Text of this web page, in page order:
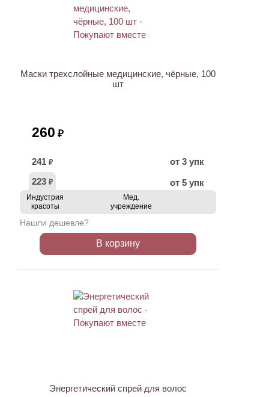
Маски трехслойные медицинские, чёрные, 100
шт
260 ₽
241 ₽
от 3 упк
223 ₽ от 5 упк
Индустрия
красоты
Мед.
учреждение
Нашли дешевле?
В корзину
Энергетический спрей для волос